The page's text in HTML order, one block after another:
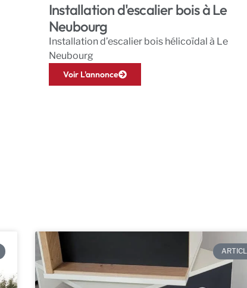
Installation d'escalier bois à Le
Neubourg
Installation d’escalier bois hélicoïdal à Le
Neubourg
Voir L'annonce